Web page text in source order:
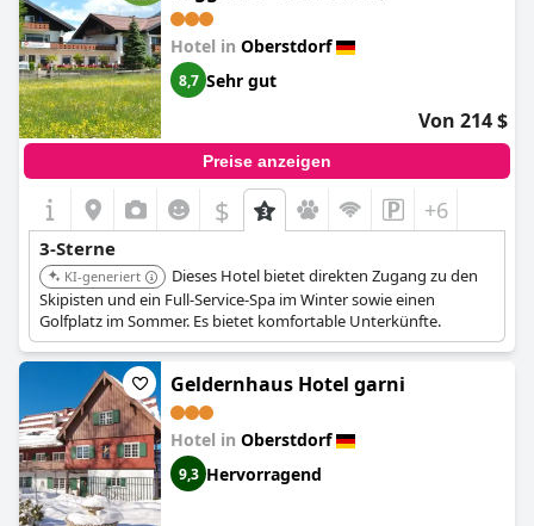
Hotel in Oberstdorf
8,7 Sehr gut
Von 214 $
Preise anzeigen
$ +6
3-Sterne
KI-generiert
Dieses Hotel bietet direkten Zugang zu den
Skipisten und ein Full-Service-Spa im Winter sowie einen
Golfplatz im Sommer. Es bietet komfortable Unterkünfte.
Geldernhaus Hotel garni
Hotel in Oberstdorf
9,3 Hervorragend